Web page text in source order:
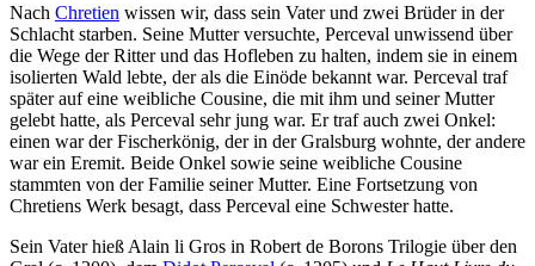
Nach Chretien wissen wir, dass sein Vater und zwei Brüder in der
Schlacht starben. Seine Mutter versuchte, Perceval unwissend über
die Wege der Ritter und das Hofleben zu halten, indem sie in einem
isolierten Wald lebte, der als die Einöde bekannt war. Perceval traf
später auf eine weibliche Cousine, die mit ihm und seiner Mutter
gelebt hatte, als Perceval sehr jung war. Er traf auch zwei Onkel:
einen war der Fischerkönig, der in der Gralsburg wohnte, der andere
war ein Eremit. Beide Onkel sowie seine weibliche Cousine
stammten von der Familie seiner Mutter. Eine Fortsetzung von
Chretiens Werk besagt, dass Perceval eine Schwester hatte.
Sein Vater hieß Alain li Gros in Robert de Borons Trilogie über den